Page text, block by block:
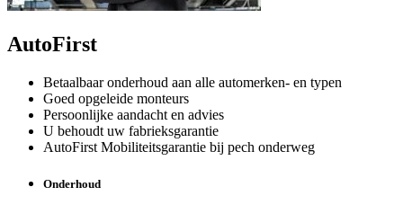
AutoFirst
Betaalbaar onderhoud aan alle automerken- en typen
Goed opgeleide monteurs
Persoonlijke aandacht en advies
U behoudt uw fabrieksgarantie
AutoFirst Mobiliteitsgarantie bij pech onderweg
Onderhoud